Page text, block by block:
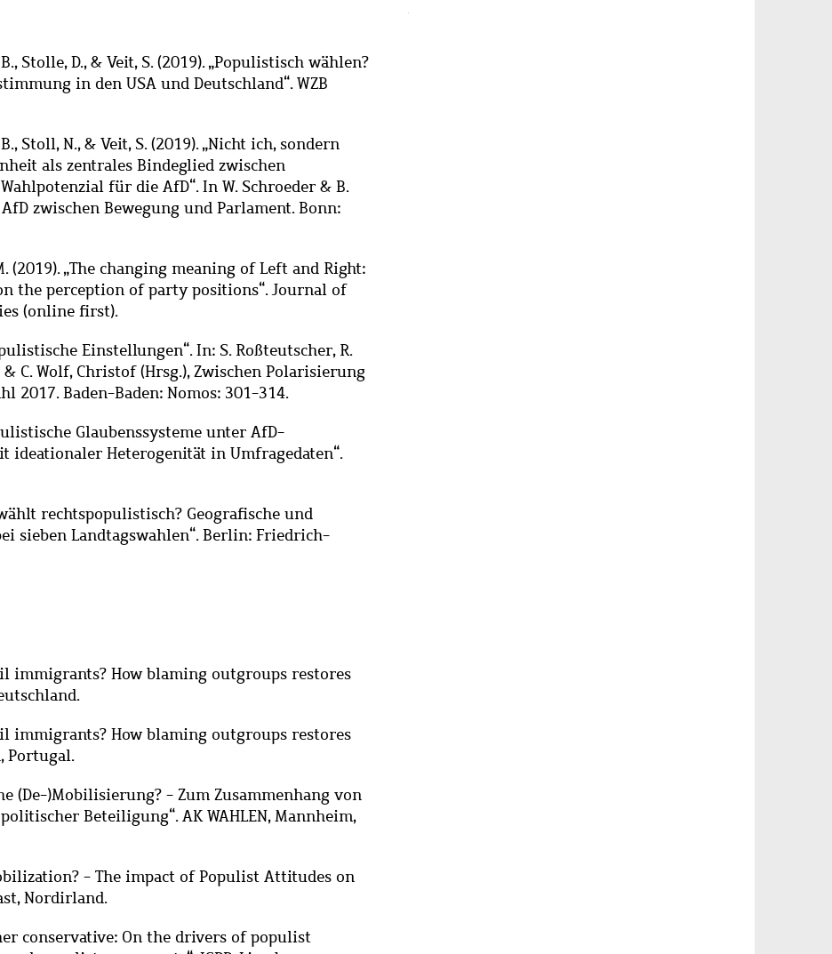
Stolle, D., & Veit, S. (2019). „Populistisch wählen?
in den USA und Deutschland“. WZB
Stoll, N., & Veit, S. (2019). „Nicht ich, sondern
als zentrales Bindeglied zwischen
für die AfD“. In W. Schroeder & B.
zwischen Bewegung und Parlament. Bonn:
(2019).„The changing meaning of Left and Right:
the perception of party positions“. Journal of
(online first).
Einstellungen“. In: S. Roßteutscher, R.
& C. Wolf, Christof (Hrsg.), Zwischen Polarisierung
2017. Baden-Baden: Nomos: 301-314.
Glaubenssysteme unter AfD-
ideationaler Heterogenität in Umfragedaten“.
rechtspopulistisch? Geografische und
sieben Landtagswahlen“.Berlin: Friedrich-
immigrants? How blaming outgroups restores
immigrants? How blaming outgroups restores
Portugal.
(De-)Mobilisierung? - Zum Zusammenhang von
Beteiligung“. AK WAHLEN, Mannheim,
- The impact of Populist Attitudes on
Nordirland.
conservative: On the drivers of populist